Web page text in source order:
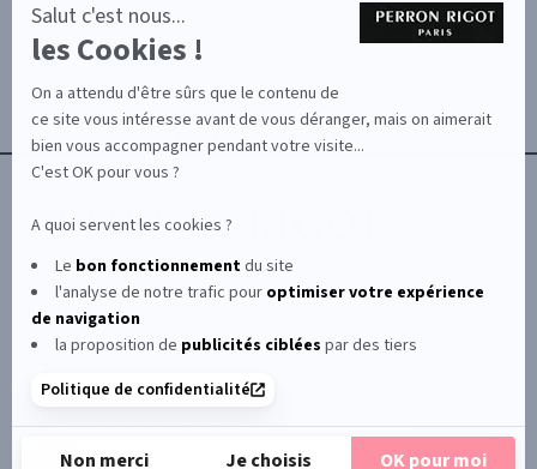
En
savoir
plus
sur
Axeptio
Salut c'est nous...
les Cookies !
On a attendu d'être sûrs que le contenu de
ce site vous intéresse avant de vous déranger, mais on aimerait
bien vous accompagner pendant votre visite...
C'est OK pour vous ?
A quoi servent les cookies ?
Le bon fonctionnementdu site
l'analyse de notre trafic pour optimiservotre expérience
de navigation
la proposition de publicités ciblées par des tiers
Politique de confidentialité
Non merci Je choisis OK pour moi
CONTACTEZ-NOUS
TERMES ET CONDITIONS
© Le Club Perron Rigot 2026
matériels esthétiques à destination des instituts et spas.